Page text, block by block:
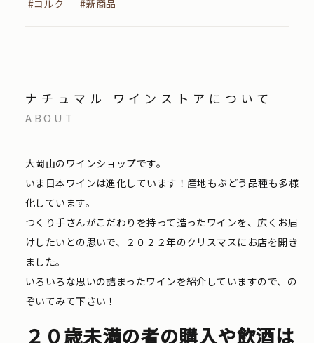
#コルク #新商品
ナチュマル ワインストアについて
ABOUT
大岡山のワインショップです。
いま日本ワインは進化しています！産地もぶどう品種も多様
化しています。
つくり手さんがこだわりを持って造ったワインを、広くお届
けしたいとの思いで、２０２２年のクリスマスにお店を開き
ました。
いろいろな思いの詰まったワインを紹介していますので、の
ぞいてみて下さい！
２０歳未満の者の購入や飲酒は